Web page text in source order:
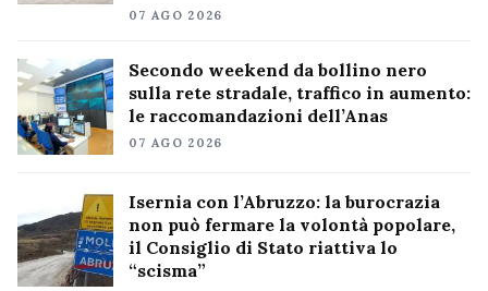
07 AGO 2026
Secondo weekend da bollino nero
sulla rete stradale, traffico in aumento:
le raccomandazioni dell’Anas
07 AGO 2026
Isernia con l’Abruzzo: la burocrazia
non può fermare la volontà popolare,
il Consiglio di Stato riattiva lo
“scisma”